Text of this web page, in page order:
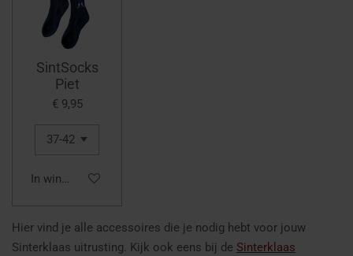
SintSocks
Piet
€ 9,95
In winkelwagen
Hier vind je alle accessoires die je nodig hebt voor jouw
Sinterklaas uitrusting. Kijk ook eens bij de Sinterklaas